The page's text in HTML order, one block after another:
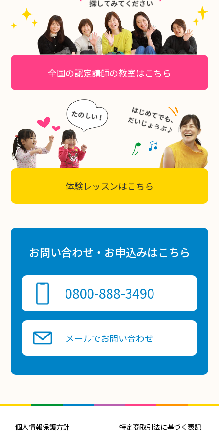
全国の認定講師の教室はこちら
体験レッスンはこちら
お問い合わせ・お申込みはこちら
0800-888-3490
メールでお問い合わせ
個人情報保護方針 特定商取引法に基づく表記